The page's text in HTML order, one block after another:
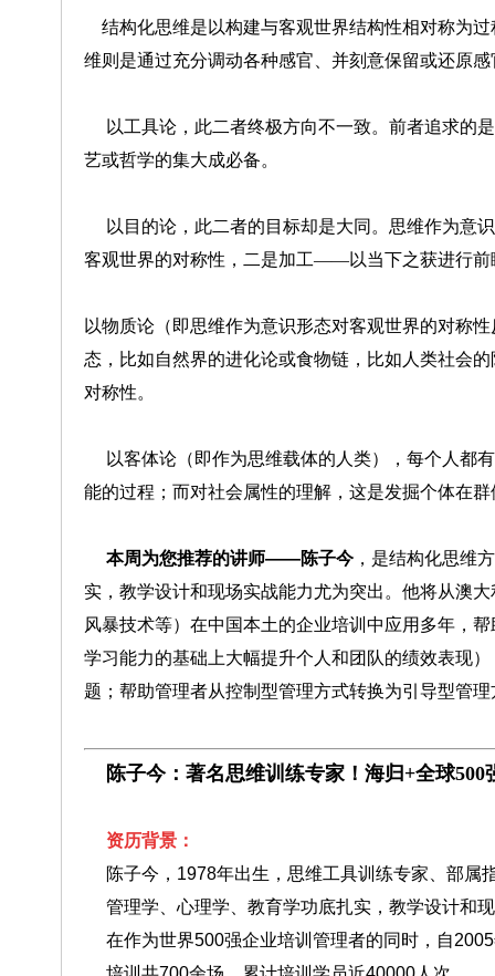
结构化思维是以构建与客观世界结构性相对称为
维则是通过充分调动各种感官、并刻意保留或还原
以工具论，此二者终极方向不一致。前者追求的
艺或哲学的集大成必备。
以目的论，此二者的目标却是大同。思维作为
客观世界的对称性，二是加工——以当下之获进行前
以物质论（即思维作为意识形态对客观世界的对称
态，比如自然界的进化论或食物链，比如人类社会
对称性。
以客体论（即作为思维载体的人类），每个人都
能的过程；而对社会属性的理解，这是发掘个体在
本周为您推荐的讲师——陈子今，是结构化思维
实，教学设计和现场实战能力尤为突出。他将从澳
风暴技术等）在中国本土的企业培训中应用多年，
学习能力的基础上大幅提升个人和团队的绩效表现
题；帮助管理者从控制型管理方式转换为引导型管
陈子今：著名思维训练专家！海归+全球500
资历背景：
陈子今，1978年出生，思维工具训练专家、部属
管理学、心理学、教育学功底扎实，教学设计和
在作为世界500强企业培训管理者的同时，自